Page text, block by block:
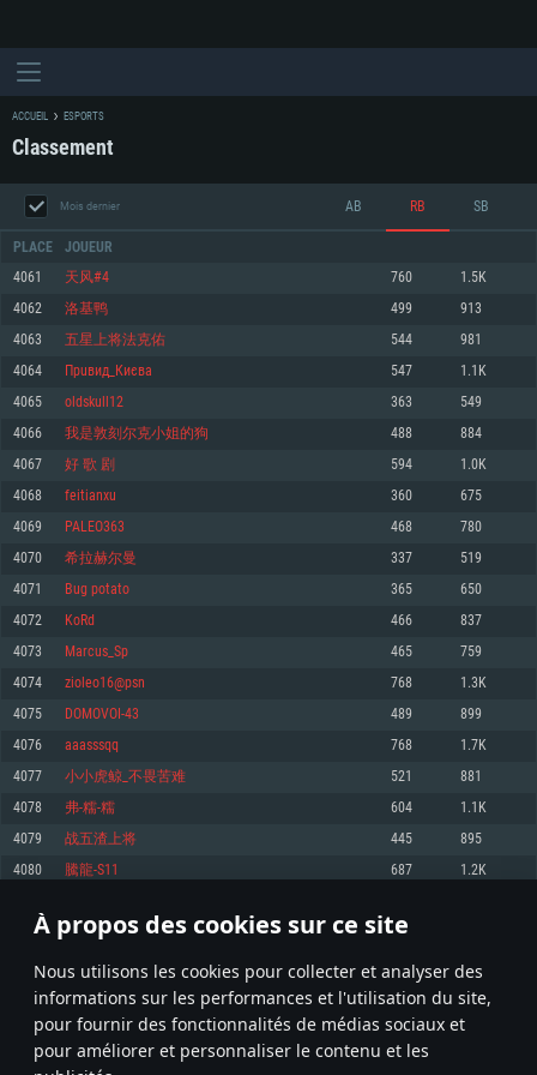
À propos des cookies sur ce site
Nous utilisons les cookies pour collecter et analyser des
informations sur les performances et l'utilisation du site,
pour fournir des fonctionnalités de médias sociaux et
pour améliorer et personnaliser le contenu et les
CONFIGURATION SYSTÈME REQUISE
Minimum
OS: Windows 10 (64 bit)
Processeur: Dual-Core 2.2 GHz
Mémoire: 4 GB
Carte graphique supportant DirectX 11: AMD Radeon 77XX / NVIDIA
GeForce GTX 660. La résolution minimale supportée par le jeu est de 720p
Connection: Connexion Internet à haut débit
Disque dur: 23.1 Go (client minimal)
Recommandée
1060 et plus, Radeon RX 570 et plus.
Disque dur: 75.9 Go (client complet)
Minimum
OS: Mac OS Big Sur 11.0 ou plus récent
Processeur: Core i5, minimum 2.2GHz (Les processeurs Intel Xeon ne sont
pas supportés)
Mémoire: 6 GB
Carte graphique: Intel Iris Pro 5200 (Mac), ou analogue AMD/Nvidia. La
résolution minimale supportée par le jeu est de 720p.
Connection: Connexion Internet à haut débit
Disque dur: 62,2 Go (client minimal)
Recommandée
OS: Mac OS Big Sur 11.0 ou plus récent
Processeur: Core i7 (Les processeurs Intel Xeon ne sont pas supportés)
Mémoire: 8 GB
Carte graphique: Radeon Vega II ou plus avec support de Metal
Disque dur: 62,2 Go (client complet)
Minimum
OS: Les configurations Linux 64 bits les plus modernes
Processeur: Dual-Core 2.4 GHz
Mémoire: 4 GB
Carte graphique: NVIDIA 660 avec les derniers drivers (moins de 6 mois) /
de même pour AMD (La résolution minimale supportée par le jeu est de
720p)
Connection: Connexion Internet à haut débit
Disque dur: 62,2 Go (client minimal)
Recommandée
OS: Ubuntu 20.04 64bit
Processeur: Intel Core i7
Mémoire: 8 GB
Carte graphique: NVIDIA 1060 avec les derniers drivers (moins de 6 mois) /
6 mois et supportant Vulkan
Connection: Connexion Internet à haut débit
Disque dur: 60,2 Go (client complet)
ACCUEIL ESPORTS
Classement
Mois dernier AB RB SB
PLACE JOUEUR
4061 天风#4 760 1.5K
4062 洛基鸭 499 913
4063 五星上将法克佑 544 981
4064 Прuвид_Києва 547 1.1K
4065 oldskull12 363 549
4066 我是敦刻尔克小姐的狗 488 884
4067 好 歌 剧 594 1.0K
4068 feitianxu 360 675
4069 PALEO363 468 780
4070 希拉赫尔曼 337 519
4071 Bug potato 365 650
4072 KoRd 466 837
4073 Marcus_Sp 465 759
4074 zioleo16@psn 768 1.3K
4075 DOMOVOI-43 489 899
4076 aaasssqq 768 1.7K
4077 小小虎鲸_不畏苦难 521 881
4078 弗-糯-糯 604 1.1K
4079 战五渣上将 445 895
4080 騰龍-S11 687 1.2K
* Classement mis à jour quotidiennement
203 204 205 304